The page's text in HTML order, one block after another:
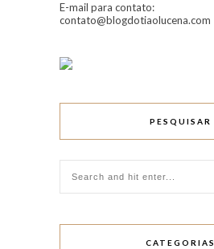
E-mail para contato:
contato@blogdotiaolucena.com
PESQUISAR
CATEGORIAS